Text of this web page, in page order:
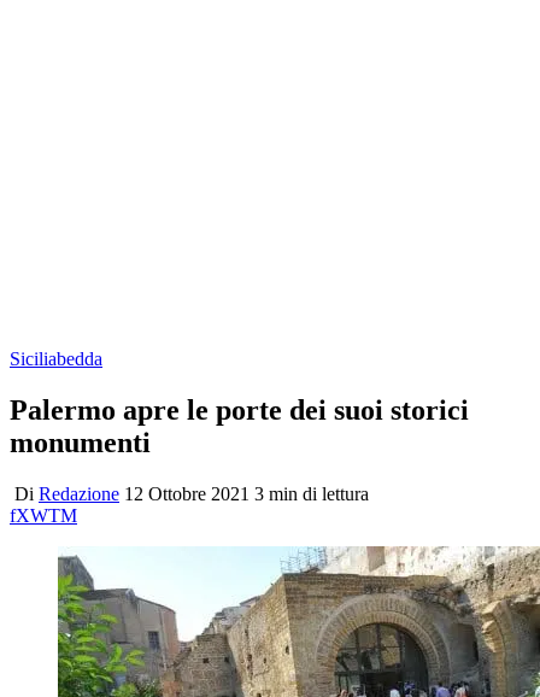
Siciliabedda
Palermo apre le porte dei suoi storici
monumenti
Di Redazione 12 Ottobre 2021 3 min di lettura
fXWTM